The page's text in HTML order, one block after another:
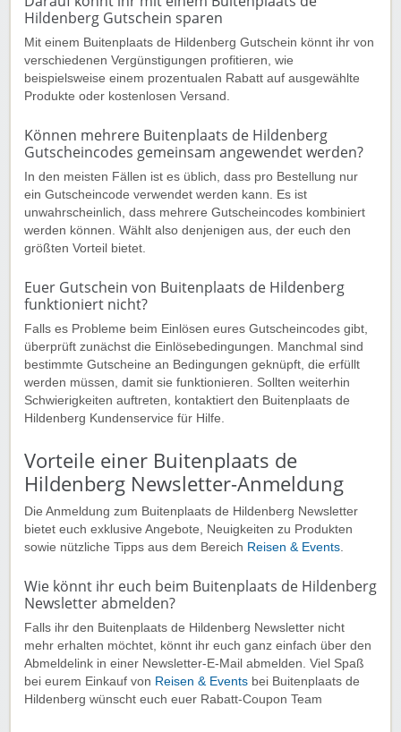
Hildenberg Gutschein sparen
Mit einem Buitenplaats de Hildenberg Gutschein könnt ihr von
verschiedenen Vergünstigungen profitieren, wie
beispielsweise einem prozentualen Rabatt auf ausgewählte
Produkte oder kostenlosen Versand.
Können mehrere Buitenplaats de Hildenberg
Gutscheincodes gemeinsam angewendet werden?
In den meisten Fällen ist es üblich, dass pro Bestellung nur
ein Gutscheincode verwendet werden kann. Es ist
unwahrscheinlich, dass mehrere Gutscheincodes kombiniert
werden können. Wählt also denjenigen aus, der euch den
größten Vorteil bietet.
Euer Gutschein von Buitenplaats de Hildenberg
funktioniert nicht?
Falls es Probleme beim Einlösen eures Gutscheincodes gibt,
überprüft zunächst die Einlösebedingungen. Manchmal sind
bestimmte Gutscheine an Bedingungen geknüpft, die erfüllt
werden müssen, damit sie funktionieren. Sollten weiterhin
Schwierigkeiten auftreten, kontaktiert den Buitenplaats de
Hildenberg Kundenservice für Hilfe.
Vorteile einer Buitenplaats de
Hildenberg Newsletter-Anmeldung
Die Anmeldung zum Buitenplaats de Hildenberg Newsletter
bietet euch exklusive Angebote, Neuigkeiten zu Produkten
sowie nützliche Tipps aus dem Bereich Reisen & Events
Wie könnt ihr euch beim Buitenplaats de Hildenberg
Newsletter abmelden?
Falls ihr den Buitenplaats de Hildenberg Newsletter nicht
mehr erhalten möchtet, könnt ihr euch ganz einfach über den
Abmeldelink in einer Newsletter-E-Mail abmelden. Viel Spaß
bei eurem Einkauf von Reisen & Events bei Buitenplaats de
Hildenberg wünscht euch euer Rabatt-Coupon Team